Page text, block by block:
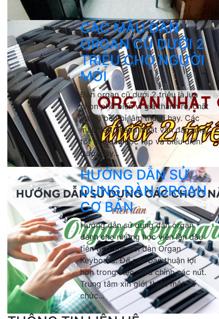
CÁC MẪU ĐÀN
ORGAN CŨ DƯỚI 2
TRIỆU CHO NGƯỜI
MỚI
Đàn organ cũ dưới 2 triệu là lựa
chọn phổ biến vì giá thành rẻ, chất
lượng bền bỉ, âm thanh hay. Các
mẫu đàn 2hand Nhật vẫn đáp ứng
tốt nhu cầu học tập và biểu diễn.
Dưới đây...
HƯỚNG DẪN SỬ
DỤNG ĐÀN ORGAN
CƠ BẢN
Hướng dẫn sử dụng đàn organ
dành cho những học viên lần đầu
tiên tiếp xúc với đàn Organ
Keyboard. Để các bạn thuận lợi
hơn trong việc điều chỉnh các nút.
Trung tâm xin giới thiệu một số
chức...